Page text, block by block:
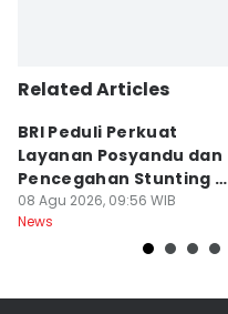
Related Articles
BRI Peduli Perkuat
Layanan Posyandu dan
Pencegahan Stunting di
Sleman
08 Agu 2026, 09:56 WIB
News